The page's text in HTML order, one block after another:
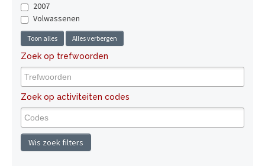
2007
Volwassenen
Toon alles Alles verbergen
Zoek op trefwoorden
Zoek op activiteiten codes
Wis zoek filters